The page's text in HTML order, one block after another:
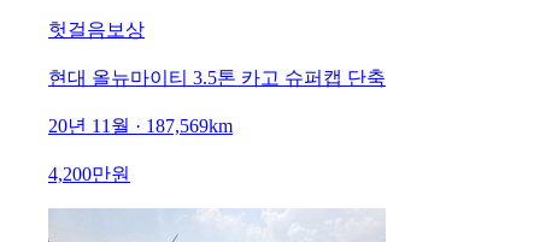
헛걸음보상
현대 올뉴마이티 3.5톤 카고 슈퍼캡 단축
20년 11월 · 187,569km
4,200만원